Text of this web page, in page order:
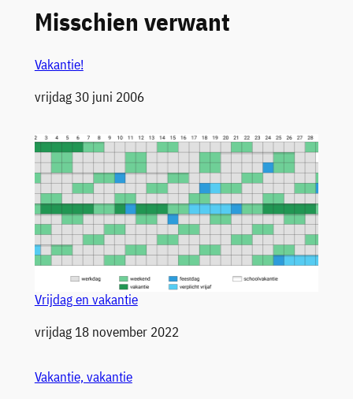
Misschien verwant
Vakantie!
Datum
vrijdag 30 juni 2006
Vrijdag en vakantie
Datum
vrijdag 18 november 2022
Vakantie, vakantie